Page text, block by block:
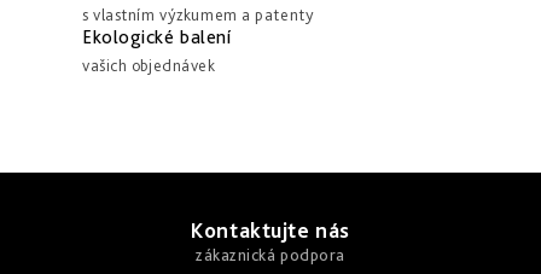
s
s vlastním výzkumem a patenty
Ekologické balení
vašich objednávek
Kontaktujte nás